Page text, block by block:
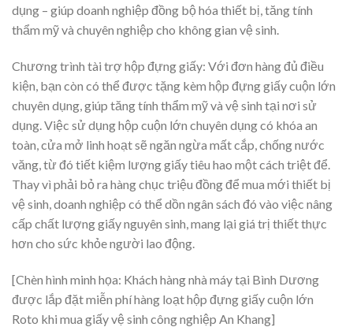
dụng – giúp doanh nghiệp đồng bộ hóa thiết bị, tăng tính
thẩm mỹ và chuyên nghiệp cho không gian vệ sinh.
Chương trình tài trợ hộp đựng giấy: Với đơn hàng đủ điều
kiện, bạn còn có thể được tặng kèm hộp đựng giấy cuộn lớn
chuyên dụng, giúp tăng tính thẩm mỹ và vệ sinh tại nơi sử
dụng. Việc sử dụng hộp cuộn lớn chuyên dụng có khóa an
toàn, cửa mở linh hoạt sẽ ngăn ngừa mất cắp, chống nước
văng, từ đó tiết kiệm lượng giấy tiêu hao một cách triệt để.
Thay vì phải bỏ ra hàng chục triệu đồng để mua mới thiết bị
vệ sinh, doanh nghiệp có thể dồn ngân sách đó vào việc nâng
cấp chất lượng giấy nguyên sinh, mang lại giá trị thiết thực
hơn cho sức khỏe người lao động.
[Chèn hình minh họa: Khách hàng nhà máy tại Bình Dương
được lắp đặt miễn phí hàng loạt hộp đựng giấy cuộn lớn
Roto khi mua giấy vệ sinh công nghiệp An Khang]